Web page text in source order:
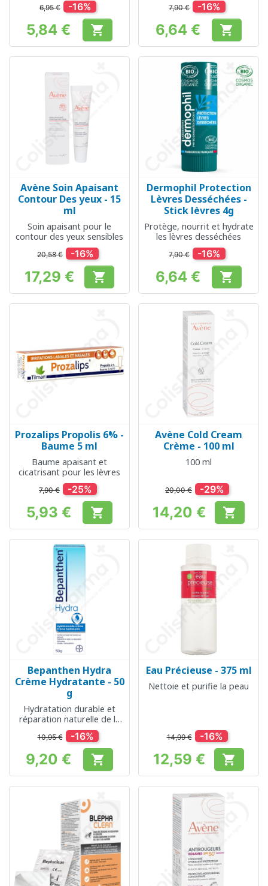
6,95 € -16%
Prix
5,84 € 
7,90 € -16%
Prix
6,64 € 
Avène Soin Apaisant
Contour Des yeux - 15
ml
Soin apaisant pour le
contour des yeux sensibles
20,58 € -16%
Prix
17,29 € 
Dermophil Protection
Lèvres Desséchées -
Stick lèvres 4g
Protège, nourrit et hydrate
les lèvres desséchées
7,90 € -16%
Prix
6,64 € 
Prozalips Propolis 6% -
Baume 5 ml
Baume apaisant et
cicatrisant pour les lèvres
7,90 € -25%
Prix
5,93 € 
Avène Cold Cream
Crème - 100 ml
100 ml
20,00 € -29%
Prix
14,20 € 
Bepanthen Hydra
Crème Hydratante - 50
g
Hydratation durable et
réparation naturelle de la
peau
10,95 € -16%
Prix
9,20 € 
Eau Précieuse - 375 ml
Nettoie et purifie la peau
14,99 € -16%
Prix
12,59 € 